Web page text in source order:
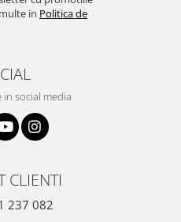
in Politica de
in social media
CLIENTI
237 082